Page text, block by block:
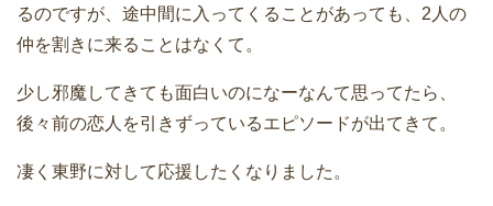
るのですが、途中間に入ってくることがあっても、2人の
仲を割きに来ることはなくて。
少し邪魔してきても面白いのになーなんて思ってたら、
後々前の恋人を引きずっているエピソードが出てきて。
凄く東野に対して応援したくなりました。